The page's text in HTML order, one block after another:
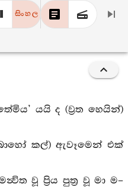
සිංහල
යයි ද (ව්‍රත හෙයින්)
කල්) ඇවෑමෙන් එක්
වූ ප්‍රිය පුත්‍ර වූ මා ම–